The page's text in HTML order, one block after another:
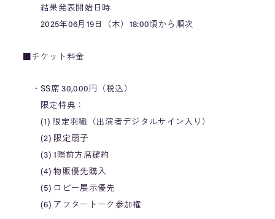
結果発表開始日時
2025年06月19日（木）18:00頃から順次
■チケット料金
・SS席 30,000円（税込）
限定特典：
(1) 限定羽織（出演者デジタルサイン入り）
(2) 限定扇子
(3) 1階前方席確約
(4) 物販優先購入
(5) ロビー展示優先
(6) アフタートーク参加権